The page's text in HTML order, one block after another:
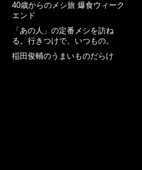
40歳からのメシ旅 爆食ウィーク
エンド
「あの人」の定番メシを訪ね
る。行きつけで、いつもの。
稲田俊輔のうまいものだらけ